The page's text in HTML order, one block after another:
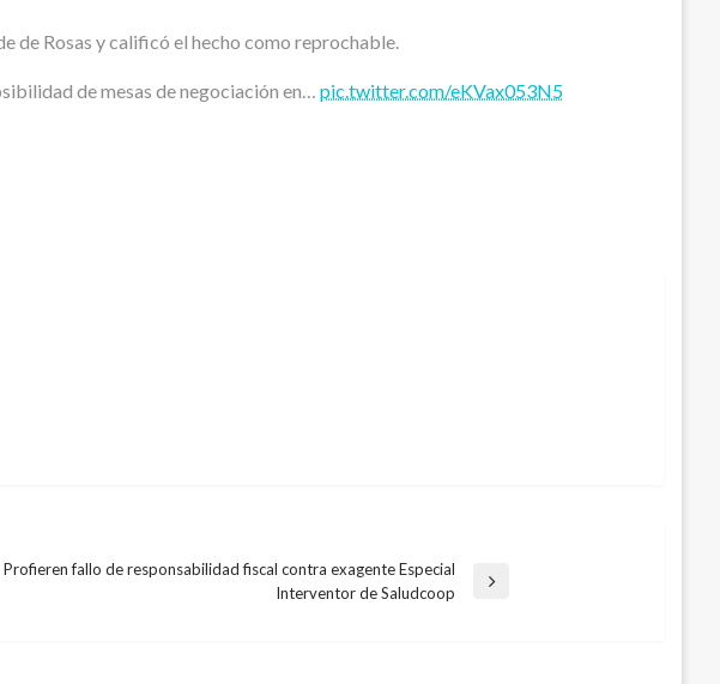
de Rosas y calificó el hecho como reprochable.
de mesas de negociación en… pic.twitter.com/eKVax053N5
Profieren fallo de responsabilidad fiscal contra exagente Especial
Interventor de Saludcoop